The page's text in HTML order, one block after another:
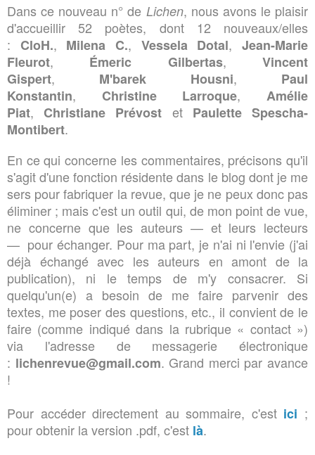
Dans ce nouveau n° de Lichen, nous avons le plaisir
d'accueillir 52 poètes, dont 12 nouveaux/elles
: CloH., Milena C., Vessela Dotal, Jean-Marie
Fleurot, Émeric Gilbertas, Vincent
Gispert, M'barek Housni, Paul
Konstantin, Christine Larroque, Amélie
Piat, Christiane Prévost et Paulette Spescha-
Montibert.
En ce qui concerne les commentaires, précisons qu'il
s'agit d'une fonction résidente dans le blog dont je me
sers pour fabriquer la revue, que je ne peux donc pas
éliminer ; mais c'est un outil qui, de mon point de vue,
ne concerne que les auteurs — et leurs lecteurs
— pour échanger. Pour ma part, je n'ai ni l'envie (j'ai
déjà échangé avec les auteurs en amont de la
publication), ni le temps de m'y consacrer. Si
quelqu'un(e) a besoin de me faire parvenir des
textes, me poser des questions, etc., il convient de le
faire (comme indiqué dans la rubrique « contact »)
via l'adresse de messagerie électronique
: lichenrevue@gmail.com. Grand merci par avance
!
Pour accéder directement au sommaire, c'est ici ;
pour obtenir la version .pdf, c'est là.